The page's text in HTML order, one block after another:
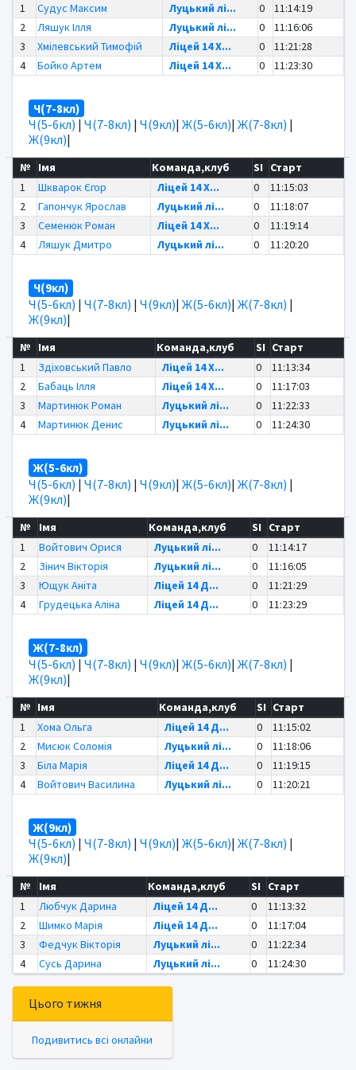
1
Судус Максим Луцький лі... 0
11:14:19
2
Ляшук Ілля Луцький лі... 0
11:16:06
3
Хмілевський Тимофій Ліцей 14 Х... 0
11:21:28
4
Бойко Артем Ліцей 14 Х... 0 11:23:30
Ч(7-8кл)
Ч(5-6кл) | Ч(7-8кл) | Ч(9кл)| Ж(5-6кл)| Ж(7-8кл) |
Ж(9кл)|
№ Імя Команда,клуб SI
Старт
1
Шкварок Єгор Ліцей 14 Х... 0
11:15:03
2
Гапончук Ярослав Луцький лі... 0
11:18:07
3
Семенюк Роман Ліцей 14 Х... 0
11:19:14
4
Ляшук Дмитро Луцький лі... 0 11:20:20
Ч(9кл)
Ч(5-6кл) | Ч(7-8кл) | Ч(9кл)| Ж(5-6кл)| Ж(7-8кл) |
Ж(9кл)|
№ Імя Команда,клуб SI Старт
1
Здіховський Павло Ліцей 14 Х... 0
11:13:34
2
Бабаць Ілля Ліцей 14 Х... 0
11:17:03
3
Мартинюк Роман Луцький лі... 0
11:22:33
4
Мартинюк Денис Луцький лі... 0 11:24:30
Ж(5-6кл)
Ч(5-6кл) | Ч(7-8кл) | Ч(9кл)| Ж(5-6кл)| Ж(7-8кл) |
Ж(9кл)|
№ Імя Команда,клуб SI
Старт
1
Войтович Орися Луцький лі... 0
11:14:17
2
Зінич Вікторія Луцький лі... 0
11:16:05
3
Ющук Аніта Ліцей 14 Д... 0
11:21:29
4
Грудецька Аліна Ліцей 14 Д... 0 11:23:29
Ж(7-8кл)
Ч(5-6кл) | Ч(7-8кл) | Ч(9кл)| Ж(5-6кл)| Ж(7-8кл) |
Ж(9кл)|
№ Імя Команда,клуб SI Старт
1
Хома Ольга Ліцей 14 Д... 0
11:15:02
2
Мисюк Соломія Луцький лі... 0
11:18:06
3
Біла Марія Ліцей 14 Д... 0
11:19:15
4
Войтович Василина Луцький лі... 0 11:20:21
Ж(9кл)
Ч(5-6кл) | Ч(7-8кл) | Ч(9кл)| Ж(5-6кл)| Ж(7-8кл) |
Ж(9кл)|
№ Імя Команда,клуб SI
Старт
1
Любчук Дарина Ліцей 14 Д... 0
11:13:32
2
Шимко Марія Ліцей 14 Д... 0
11:17:04
3
Федчук Вікторія Луцький лі... 0
11:22:34
4
Сусь Дарина Луцький лі... 0 11:24:30
Цього тижня
Подивитись всі онлайни